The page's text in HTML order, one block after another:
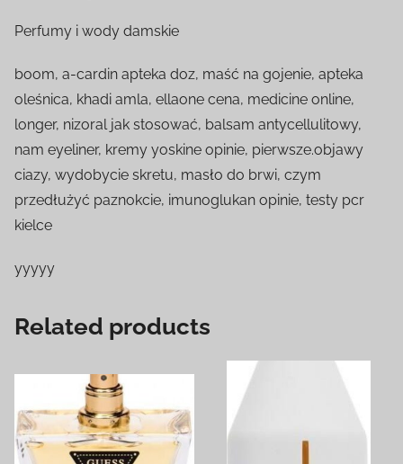
Perfumy i wody damskie
boom, a-cardin apteka doz, maść na gojenie, apteka
oleśnica, khadi amla, ellaone cena, medicine online,
longer, nizoral jak stosować, balsam antycellulitowy,
nam eyeliner, kremy yoskine opinie, pierwsze.objawy
ciazy, wydobycie skretu, masło do brwi, czym
przedłużyć paznokcie, imunoglukan opinie, testy pcr
kielce
yyyyy
Related products